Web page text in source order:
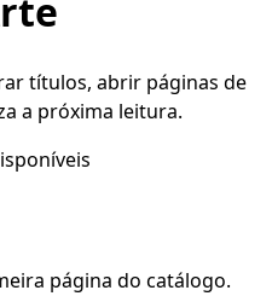
títulos, abrir páginas de
a próxima leitura.
página do catálogo.